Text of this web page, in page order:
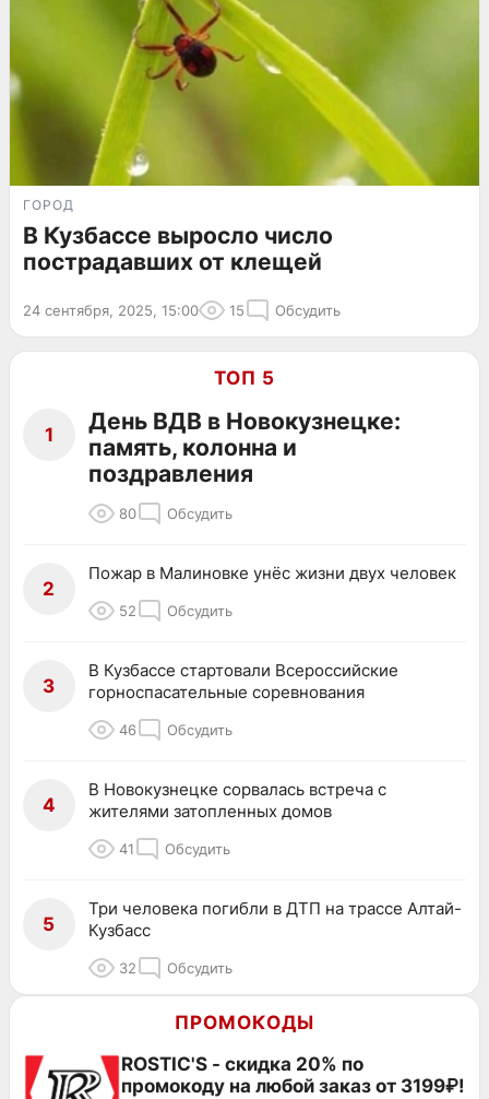
ГОРОД
В Кузбассе выросло число
пострадавших от клещей
24 сентября, 2025, 15:00 15 Обсудить
ТОП 5
1
День ВДВ в Новокузнецке:
память, колонна и
поздравления
80 Обсудить
2
Пожар в Малиновке унёс жизни двух человек
52 Обсудить
3
В Кузбассе стартовали Всероссийские
горноспасательные соревнования
46 Обсудить
4
В Новокузнецке сорвалась встреча с
жителями затопленных домов
41 Обсудить
5
Три человека погибли в ДТП на трассе Алтай-
Кузбасс
32 Обсудить
ПРОМОКОДЫ
ROSTIC'S - скидка 20% по
промокоду на любой заказ от 3199₽!